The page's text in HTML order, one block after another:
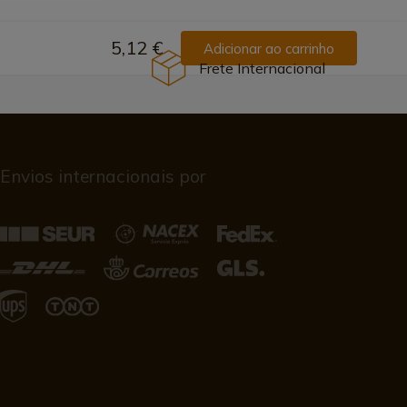
5,12 € Adicionar ao carrinho
Frete Internacional
Envios internacionais por